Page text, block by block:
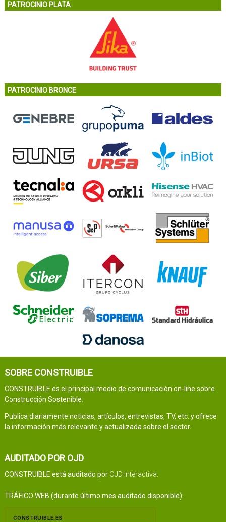
PATROCINIO PLATA
PATROCINIO BRONCE
SOBRE CONSTRUIBLE
CONSTRUIBLE es el principal medio de comunicación on-line sobre
Construcción Sostenible.
Publica diariamente noticias, artículos, entrevistas, TV, etc. y ofrece
la información más relevante y actualizada sobre el sector.
AUDITADO POR OJD
CONSTRUIBLE está auditado por OJD Interactiva.
TRÁFICO WEB (durante último mes auditado disponible):